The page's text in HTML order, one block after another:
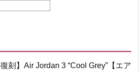
復刻】Air Jordan 3 “Cool Grey”【エア